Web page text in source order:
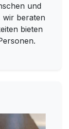
und
wir beraten
bieten